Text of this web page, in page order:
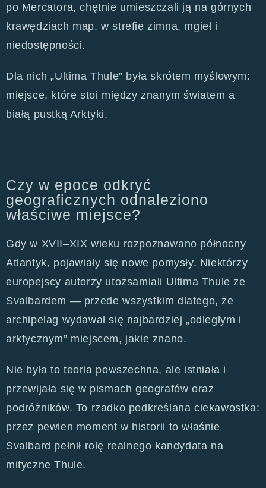
po Mercatora, chętnie umieszczali ją na górnych
krawędziach map, w strefie zimna, mgieł i
niedostępności.
Dla nich „Ultima Thule” była skrótem myślowym:
miejsce, które stoi między znanym światem a
białą pustką Arktyki.
Czy w epoce odkryć
geograficznych odnaleziono
właściwe miejsce?
Gdy w XVII–XIX wieku rozpoznawano północny
Atlantyk, pojawiały się nowe pomysły. Niektórzy
europejscy autorzy utożsamiali Ultima Thule ze
Svalbardem — przede wszystkim dlatego, że
archipelag wydawał się najbardziej „odległym i
arktycznym” miejscem, jakie znano.
Nie była to teoria powszechna, ale istniała i
przewijała się w pismach geografów oraz
podróżników. To rzadko podkreślana ciekawostka:
przez pewien moment w historii to właśnie
Svalbard pełnił rolę realnego kandydata na
mityczne Thule.